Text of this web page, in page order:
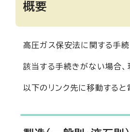
概要
高圧ガス保安法に関する手
該当する手続きがない場合、
以下のリンク先に移動すると